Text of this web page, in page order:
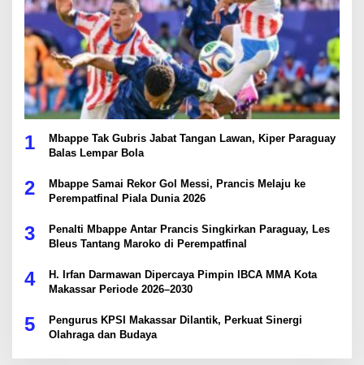
1
Mbappe Tak Gubris Jabat Tangan Lawan, Kiper Paraguay
Balas Lempar Bola
2
Mbappe Samai Rekor Gol Messi, Prancis Melaju ke
Perempatfinal Piala Dunia 2026
3
Penalti Mbappe Antar Prancis Singkirkan Paraguay, Les
Bleus Tantang Maroko di Perempatfinal
4
H. Irfan Darmawan Dipercaya Pimpin IBCA MMA Kota
Makassar Periode 2026–2030
5
Pengurus KPSI Makassar Dilantik, Perkuat Sinergi
Olahraga dan Budaya